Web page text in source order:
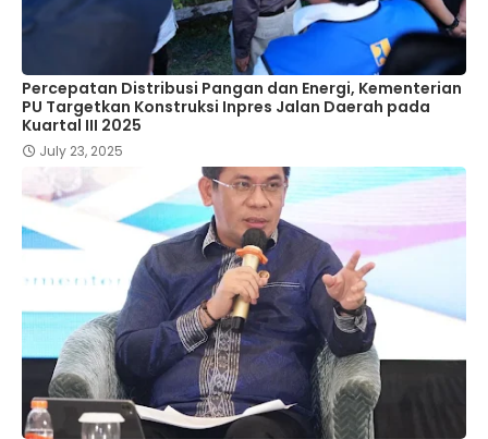
Percepatan Distribusi Pangan dan Energi, Kementerian
PU Targetkan Konstruksi Inpres Jalan Daerah pada
Kuartal III 2025
July 23, 2025